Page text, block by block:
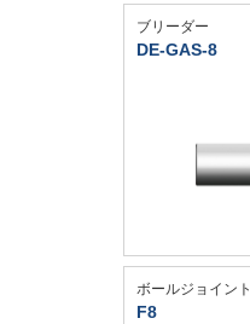
ブリーダー
DE-GAS-8
ボールジョイント
F8